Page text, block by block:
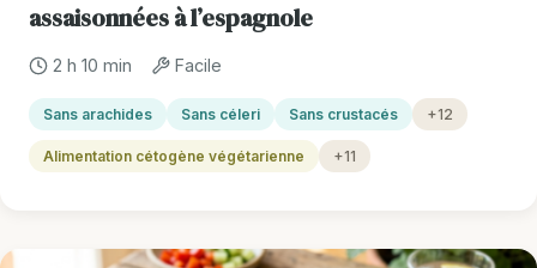
assaisonnées à l’espagnole
2 h 10 min Facile
Sans arachides Sans céleri Sans crustacés +12
Alimentation cétogène végétarienne +11